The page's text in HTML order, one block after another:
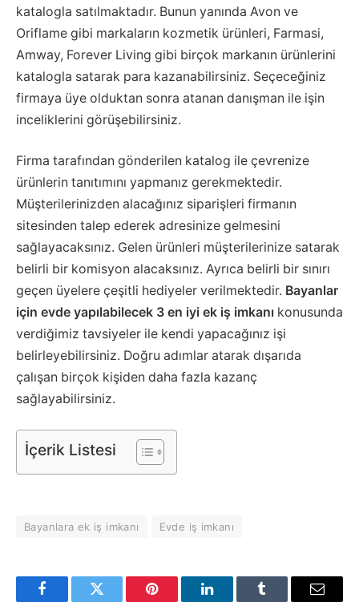
katalogla satılmaktadır. Bunun yanında Avon ve
Oriflame gibi markaların kozmetik ürünleri, Farmasi,
Amway, Forever Living gibi birçok markanın ürünlerini
katalogla satarak para kazanabilirsiniz. Seçeceğiniz
firmaya üye olduktan sonra atanan danışman ile işin
inceliklerini görüşebilirsiniz.
Firma tarafından gönderilen katalog ile çevrenize
ürünlerin tanıtımını yapmanız gerekmektedir.
Müşterilerinizden alacağınız siparişleri firmanın
sitesinden talep ederek adresinize gelmesini
sağlayacaksınız. Gelen ürünleri müşterilerinize satarak
belirli bir komisyon alacaksınız. Ayrıca belirli bir sınırı
geçen üyelere çeşitli hediyeler verilmektedir. Bayanlar
için evde yapılabilecek 3 en iyi ek iş imkanı konusunda
verdiğimiz tavsiyeler ile kendi yapacağınız işi
belirleyebilirsiniz. Doğru adımlar atarak dışarıda
çalışan birçok kişiden daha fazla kazanç
sağlayabilirsiniz.
İçerik Listesi
Bayanlara ek iş imkanı Evde iş imkanı